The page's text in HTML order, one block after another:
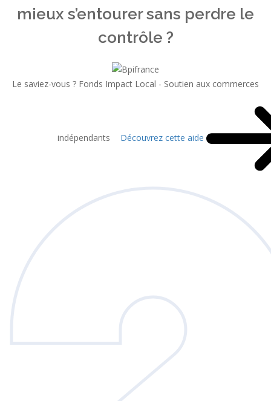
mieux s’entourer sans perdre le
contrôle ?
Le saviez-vous ? Fonds Impact Local - Soutien aux commerces
indépendants Découvrez cette aide